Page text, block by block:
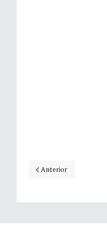
Artículo anterior: Visión
Anterior